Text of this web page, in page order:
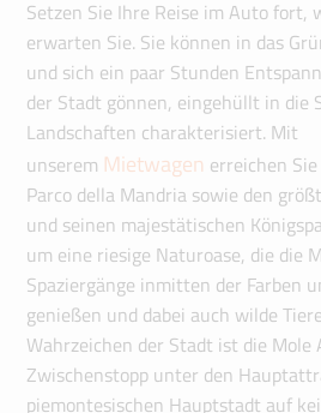
Setzen Sie Ihre Reise im Auto fort,
erwarten Sie. Sie können in das
und sich ein paar Stunden
der Stadt gönnen, eingehüllt in die
Landschaften charakterisiert. Mit
unserem Mietwagen erreichen
Parco della Mandria sowie den
und seinen majestätischen
um eine riesige Naturoase, die die
Spaziergänge inmitten der Farben
genießen und dabei auch wilde
Wahrzeichen der Stadt ist die Mole
Zwischenstopp unter den
piemontesischen Hauptstadt auf